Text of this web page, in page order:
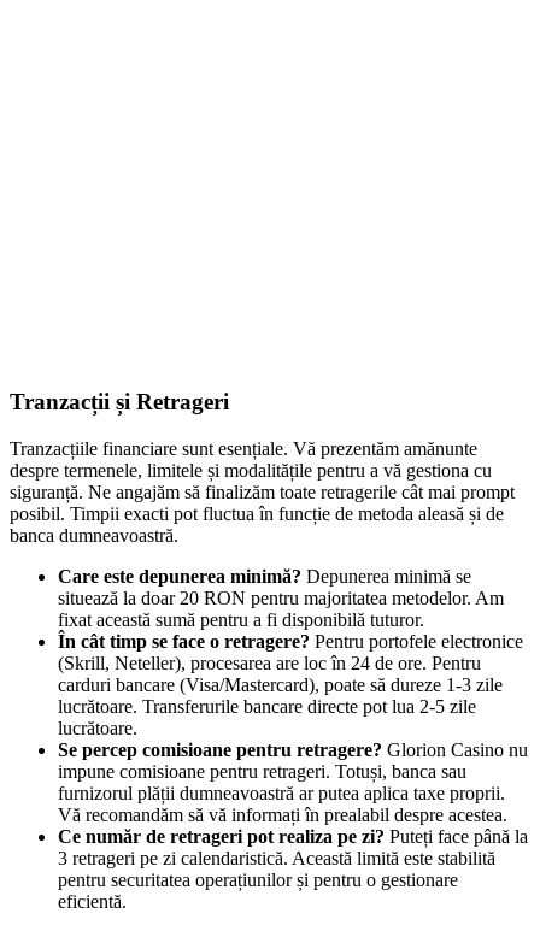
Tranzacții și Retrageri
Tranzacțiile financiare sunt esențiale. Vă prezentăm amănunte
despre termenele, limitele și modalitățile pentru a vă gestiona cu
siguranță. Ne angajăm să finalizăm toate retragerile cât mai prompt
posibil. Timpii exacti pot fluctua în funcție de metoda aleasă și de
banca dumneavoastră.
Care este depunerea minimă? Depunerea minimă se
situează la doar 20 RON pentru majoritatea metodelor. Am
fixat această sumă pentru a fi disponibilă tuturor.
În cât timp se face o retragere? Pentru portofele electronice
(Skrill, Neteller), procesarea are loc în 24 de ore. Pentru
carduri bancare (Visa/Mastercard), poate să dureze 1-3 zile
lucrătoare. Transferurile bancare directe pot lua 2-5 zile
lucrătoare.
Se percep comisioane pentru retragere? Glorion Casino nu
impune comisioane pentru retrageri. Totuși, banca sau
furnizorul plății dumneavoastră ar putea aplica taxe proprii.
Vă recomandăm să vă informați în prealabil despre acestea.
Ce număr de retrageri pot realiza pe zi? Puteți face până la
3 retrageri pe zi calendaristică. Această limită este stabilită
pentru securitatea operațiunilor și pentru o gestionare
eficientă.